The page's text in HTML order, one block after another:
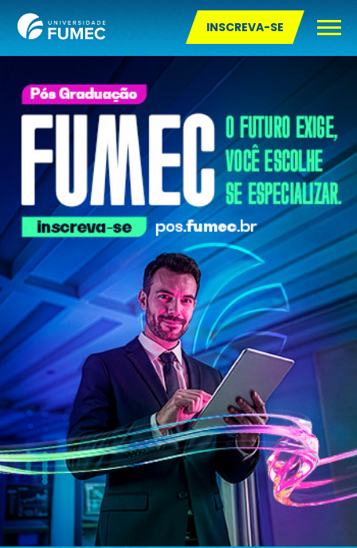
INSCREVA-SE
Pós-graduação Presencial
Pós-graduação Semipresencial
Pós-graduação a Distância
Pós-graduação Online com Aulas ao vivo
Mestrado
Doutorado e Pós-doutorado